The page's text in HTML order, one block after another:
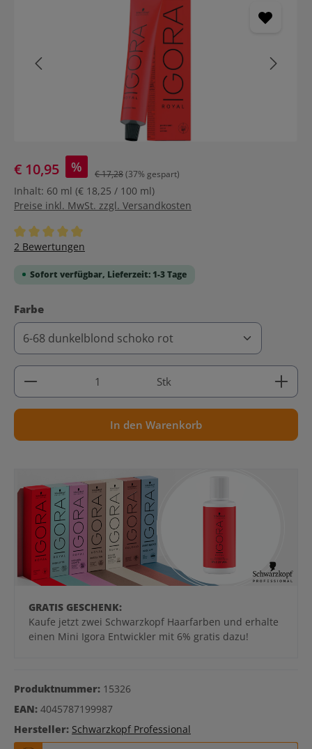
€ 10,95 % € 17,28(37% gespart)
Inhalt: 60 ml (€ 18,25 / 100 ml)
Preise inkl. MwSt. zzgl. Versandkosten
Durchschnittliche Bewertung von 5 von 5 Sternen
2 Bewertungen
Sofort verfügbar, Lieferzeit: 1-3 Tage
Farbeauswählen
Produkt Anzahl: Gib den gewünschten Wert ein
Stk
In den Warenkorb
GRATIS GESCHENK:
Kaufe jetzt zwei Schwarzkopf Haarfarben und erhalte
einen Mini Igora Entwickler mit 6% gratis dazu!
Produktnummer: 15326
EAN: 4045787199987
Hersteller: Schwarzkopf Professional